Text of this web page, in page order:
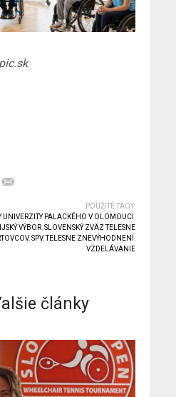
POUŽITÉ TAGY:
UNIVERZITY PALACKÉHO V OLOMOUCI ,
VÝBOR,SLOVENSKÝ ZVÄZ TELESNE
,SPV,TELESNE ZNEVÝHODNENÍ ,
VZDELÁVANIE
články